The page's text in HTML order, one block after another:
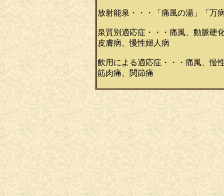
放射能泉・・・「痛風の湯」「万
泉質別適応症・・・痛風、動脈硬
皮膚病、慢性婦人病
飲用による適応症・・・痛風、慢
筋肉痛、関節痛